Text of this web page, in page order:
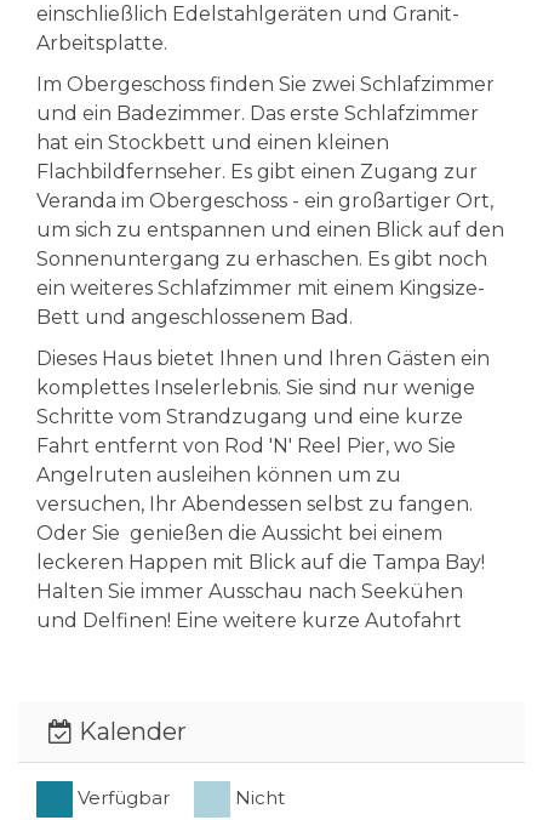
einschließlich Edelstahlgeräten und Granit-
Arbeitsplatte.
Im Obergeschoss finden Sie zwei Schlafzimmer
und ein Badezimmer. Das erste Schlafzimmer
hat ein Stockbett und einen kleinen
Flachbildfernseher. Es gibt einen Zugang zur
Veranda im Obergeschoss - ein großartiger Ort,
um sich zu entspannen und einen Blick auf den
Sonnenuntergang zu erhaschen. Es gibt noch
ein weiteres Schlafzimmer mit einem Kingsize-
Bett und angeschlossenem Bad.
Dieses Haus bietet Ihnen und Ihren Gästen ein
komplettes Inselerlebnis. Sie sind nur wenige
Schritte vom Strandzugang und eine kurze
Fahrt entfernt von Rod 'N' Reel Pier, wo Sie
Angelruten ausleihen können um zu
versuchen, Ihr Abendessen selbst zu fangen.
Oder Sie genießen die Aussicht bei einem
leckeren Happen mit Blick auf die Tampa Bay!
Halten Sie immer Ausschau nach Seekühen
und Delfinen! Eine weitere kurze Autofahrt
jeden Geschmack bietet! Von hier aus können
Sie auch den kostenlosen Insel-Shuttle
nehmen, der Sie bis nach Coquina Beach am
Kalender
Verfügbar
Nicht